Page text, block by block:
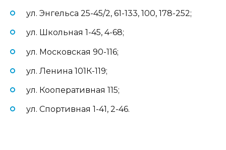
ул. Энгельса 25-45/2, 61-133, 100, 178-252;
ул. Школьная 1-45, 4-68;
ул. Московская 90-116;
ул. Ленина 101К-119;
ул. Кооперативная 115;
ул. Спортивная 1-41, 2-46.